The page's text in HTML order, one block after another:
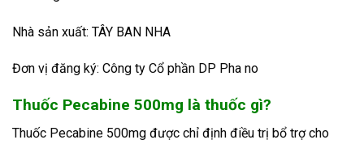
Nhà sản xuất: TÂY BAN NHA
Đơn vị đăng ký: Công ty Cổ phần DP Pha no
Thuốc Pecabine 500mg là thuốc gì?
Thuốc Pecabine 500mg được chỉ định điều trị bổ trợ cho